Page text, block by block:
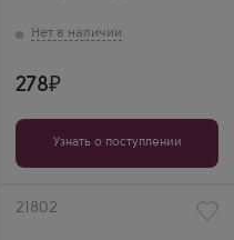
278
Узнать о поступлении
Артикул
21802